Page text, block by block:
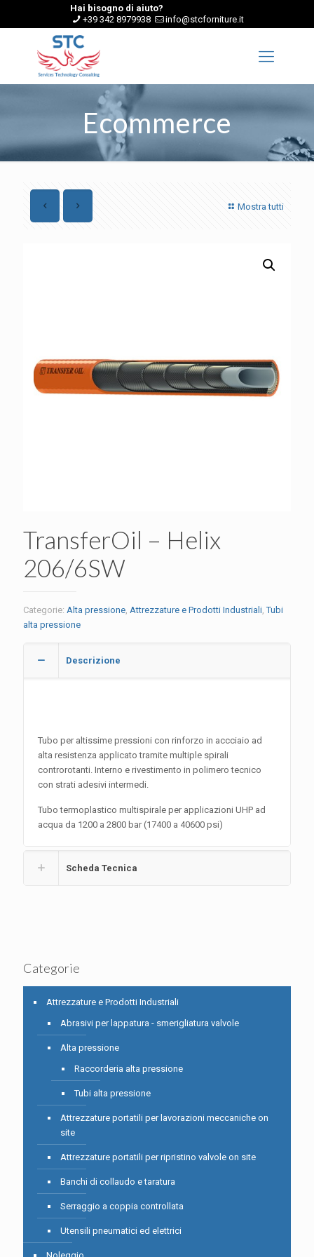
Hai bisogno di aiuto?
+39 342 8979938
info@stcforniture.it
Ecommerce
Mostra tutti
TransferOil – Helix
206/6SW
Categorie: Alta pressione, Attrezzature e Prodotti Industriali,Tubi
alta pressione
Descrizione
Tubo per altissime pressioni con rinforzo in accciaio ad
alta resistenza applicato tramite multiple spirali
controrotanti. Interno e rivestimento in polimero tecnico
con strati adesivi intermedi.
Tubo termoplastico multispirale per applicazioni UHP ad
acqua da 1200 a 2800 bar (17400 a 40600 psi)
Scheda Tecnica
Categorie
Attrezzature e Prodotti Industriali
Abrasivi per lappatura - smerigliatura valvole
Alta pressione
Raccorderia alta pressione
Tubi alta pressione
Attrezzature portatili per lavorazioni meccaniche on
site
Attrezzature portatili per ripristino valvole on site
Banchi di collaudo e taratura
Serraggio a coppia controllata
Utensili pneumatici ed elettrici